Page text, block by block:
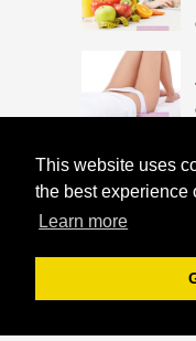
This website uses
the best experience
Learn more